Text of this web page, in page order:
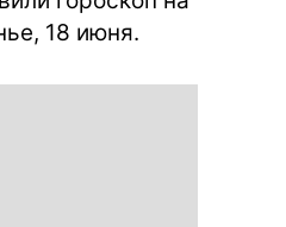
18 июня.